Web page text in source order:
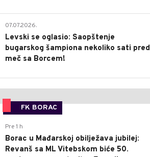
07.07.2026.
Levski se oglasio: Saopštenje
bugarskog šampiona nekoliko sati pred
meč sa Borcem!
FK BORAC
Pre 1 h
Borac u Mađarskoj obilježava jubilej:
Revanš sa ML Vitebskom biće 50.